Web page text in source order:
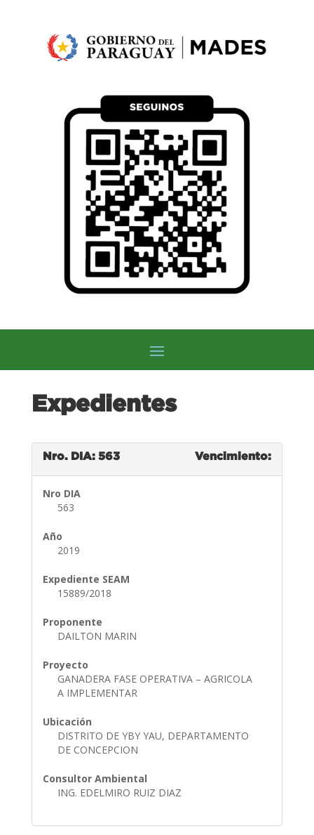
Expedientes
Nro. DIA: 563 Vencimiento:
Nro DIA
563
Año
2019
Expediente SEAM
15889/2018
Proponente
DAILTON MARIN
Proyecto
GANADERA FASE OPERATIVA – AGRICOLA
A IMPLEMENTAR
Ubicación
DISTRITO DE YBY YAU, DEPARTAMENTO
DE CONCEPCION
Consultor Ambiental
ING. EDELMIRO RUIZ DIAZ